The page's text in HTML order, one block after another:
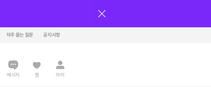
자주 묻는 질문 공지사항
메시지 찜 마이